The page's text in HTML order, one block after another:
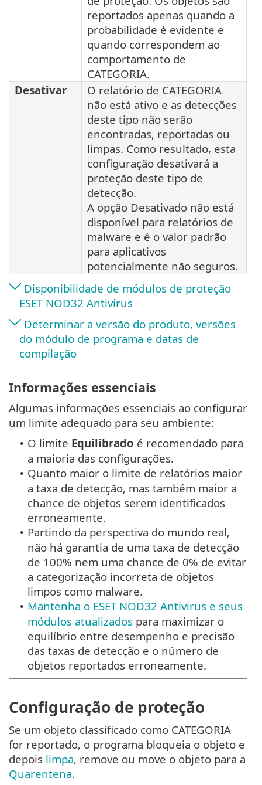
reportados apenas quando a
probabilidade é evidente e
quando correspondem ao
comportamento de
CATEGORIA.
Desativar
O relatório de CATEGORIA
não está ativo e as detecções
deste tipo não serão
encontradas, reportadas ou
limpas. Como resultado, esta
configuração desativará a
proteção deste tipo de
detecção.
A opção Desativado não está
disponível para relatórios de
malware e é o valor padrão
para aplicativos
potencialmente não seguros.
Disponibilidade de módulos de proteção
ESET NOD32 Antivirus
Determinar a versão do produto, versões
do módulo de programa e datas de
compilação
Informações essenciais
Algumas informações essenciais ao configurar
um limite adequado para seu ambiente:
• O limite Equilibrado é recomendado para
a maioria das configurações.
• Quanto maior o limite de relatórios maior
a taxa de detecção, mas também maior a
chance de objetos serem identificados
erroneamente.
• Partindo da perspectiva do mundo real,
não há garantia de uma taxa de detecção
de 100% nem uma chance de 0% de evitar
a categorização incorreta de objetos
limpos como malware.
• Mantenha o ESET NOD32 Antivirus e seus
módulos atualizados para maximizar o
equilíbrio entre desempenho e precisão
das taxas de detecção e o número de
objetos reportados erroneamente.
Configuração de proteção
Se um objeto classificado como CATEGORIA
for reportado, o programa bloqueia o objeto e
depois limpa, remove ou move o objeto para a
Quarentena.